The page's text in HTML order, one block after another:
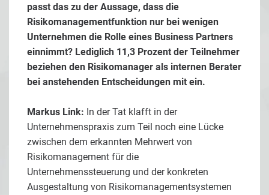
passt das zu der Aussage, dass die
Risikomanagementfunktion nur bei wenigen
Unternehmen die Rolle eines Business Partners
einnimmt? Lediglich 11,3 Prozent der Teilnehmer
beziehen den Risikomanager als internen Berater
bei anstehenden Entscheidungen mit ein.
Markus Link: In der Tat klafft in der
Unternehmenspraxis zum Teil noch eine Lücke
zwischen dem erkannten Mehrwert von
Risikomanagement für die
Unternehmenssteuerung und der konkreten
Ausgestaltung von Risikomanagementsystemen